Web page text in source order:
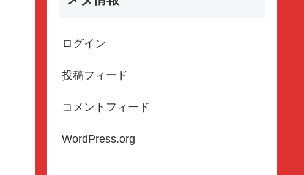
ログイン
投稿フィード
コメントフィード
WordPress.org